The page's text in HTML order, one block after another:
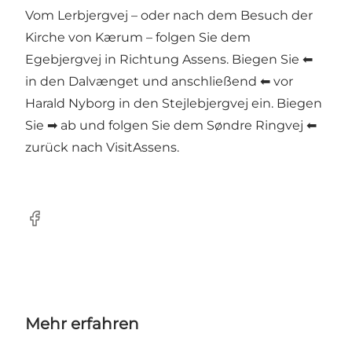
Vom Lerbjergvej – oder nach dem Besuch der
Kirche von Kærum – folgen Sie dem
Egebjergvej in Richtung Assens. Biegen Sie ⬅
in den Dalvænget und anschließend ⬅ vor
Harald Nyborg in den Stejlebjergvej ein. Biegen
Sie ➡ ab und folgen Sie dem Søndre Ringvej ⬅
zurück nach VisitAssens.
Facebook
Mehr erfahren